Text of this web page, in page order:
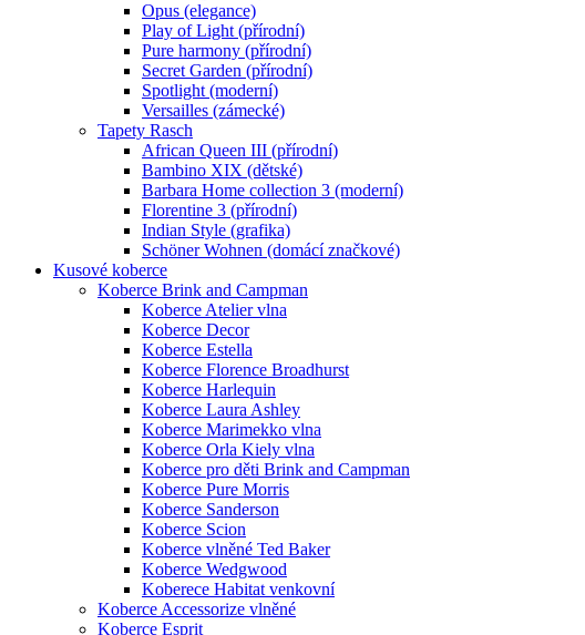
Opus (elegance)
Play of Light (přírodní)
Pure harmony (přírodní)
Secret Garden (přírodní)
Spotlight (moderní)
Versailles (zámecké)
Tapety Rasch
African Queen III (přírodní)
Bambino XIX (dětské)
Barbara Home collection 3 (moderní)
Florentine 3 (přírodní)
Indian Style (grafika)
Schöner Wohnen (domácí značkové)
Kusové koberce
Koberce Brink and Campman
Koberce Atelier vlna
Koberce Decor
Koberce Estella
Koberce Florence Broadhurst
Koberce Harlequin
Koberce Laura Ashley
Koberce Marimekko vlna
Koberce Orla Kiely vlna
Koberce pro děti Brink and Campman
Koberce Pure Morris
Koberce Sanderson
Koberce Scion
Koberce vlněné Ted Baker
Koberce Wedgwood
Koberece Habitat venkovní
Koberce Accessorize vlněné
Koberce Esprit